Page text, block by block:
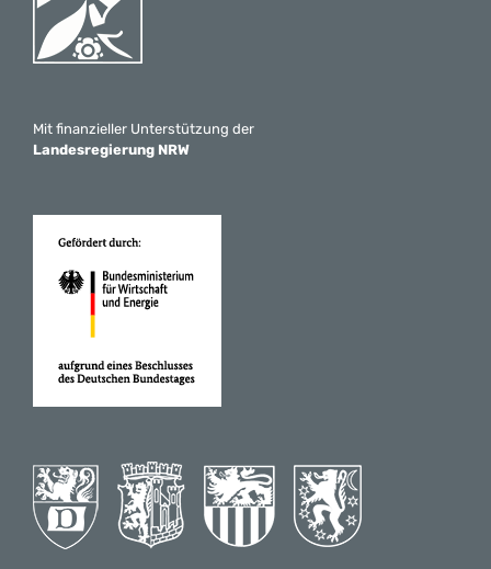
Mit finanzieller Unterstützung der
Landesregierung NRW